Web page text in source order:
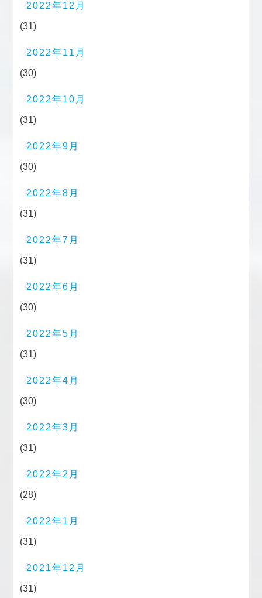
2022年12月
(31)
2022年11月
(30)
2022年10月
(31)
2022年9月
(30)
2022年8月
(31)
2022年7月
(31)
2022年6月
(30)
2022年5月
(31)
2022年4月
(30)
2022年3月
(31)
2022年2月
(28)
2022年1月
(31)
2021年12月
(31)